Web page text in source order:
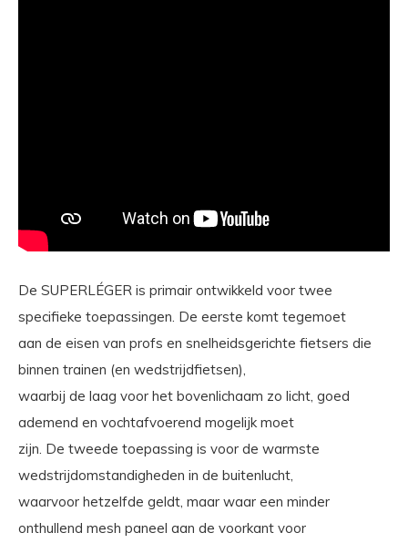
De SUPERLÉGER is primair ontwikkeld voor twee
specifieke toepassingen. De eerste komt tegemoet
aan de eisen van profs en snelheidsgerichte fietsers die
binnen trainen (en wedstrijdfietsen),
waarbij de laag voor het bovenlichaam zo licht, goed
ademend en vochtafvoerend mogelijk moet
zijn. De tweede toepassing is voor de warmste
wedstrijdomstandigheden in de buitenlucht,
waarvoor hetzelfde geldt, maar waar een minder
onthullend mesh paneel aan de voorkant voor